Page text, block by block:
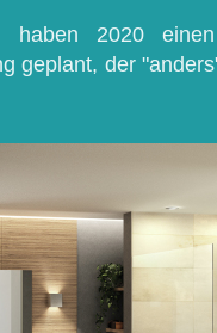
haben 2020
geplant, der